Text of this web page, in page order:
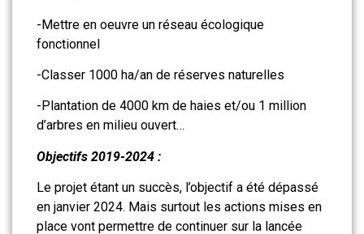
-Mettre en oeuvre un réseau écologique
fonctionnel
-Classer 1000 ha/an de réserves naturelles
-Plantation de 4000 km de haies et/ou 1 million
d’arbres en milieu ouvert…
Objectifs 2019-2024 :
Le projet étant un succès, l’objectif a été dépassé
en janvier 2024. Mais surtout les actions mises en
place vont permettre de continuer sur la lancée